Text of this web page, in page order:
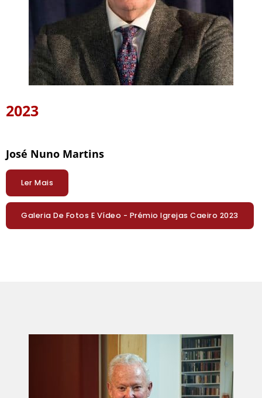
2023
José Nuno Martins
Ler Mais
Galeria De Fotos E Vídeo - Prémio Igrejas Caeiro 2023